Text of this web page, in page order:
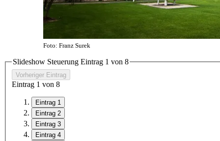
Foto: Franz Surek
Slideshow Steuerung Eintrag 1 von 8
Vorheriger Eintrag
Eintrag 1 von 8
Eintrag 1
Eintrag 2
Eintrag 3
Eintrag 4